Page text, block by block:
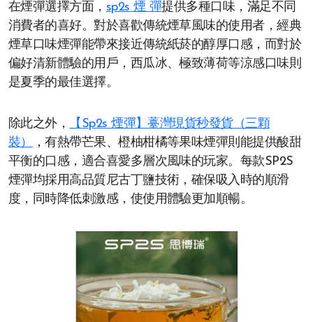
在煙彈選擇方面， sp2s 煙 彈​提供多種口味，滿足不同
消費者的喜好。對於喜歡傳統煙草風味的使用者，經典
煙草口味煙彈能帶來接近傳統紙菸的醇厚口感，而對於
偏好清新體驗的用戶，西瓜冰、極致薄荷等涼感口味則
是夏季的最佳選擇。
除此之外，
【Sp2s 煙彈】薹灣現貨秒發貨（三顆
裝）
，有熱帶芒果、橙柚柑橘等果味煙彈則能提供酸甜
平衡的口感，適合喜愛多層次風味的玩家。每款SP2S
煙彈均採用高品質尼古丁鹽技術，確保吸入時的順滑
度，同時降低刺激感，使使用體驗更加順暢。